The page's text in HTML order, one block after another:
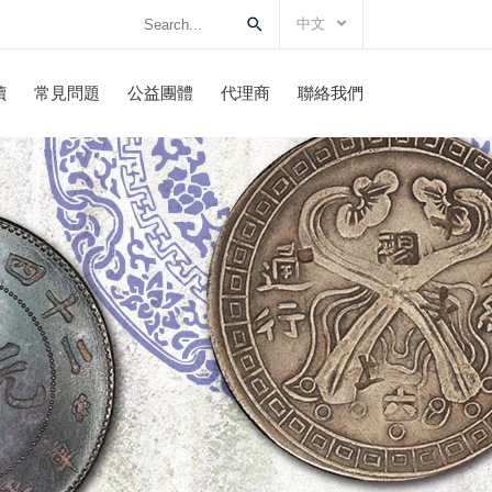
中文
常見問題 公益團體 代理商 聯絡我們